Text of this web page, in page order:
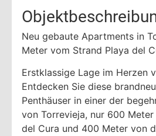
Neu gebaute Apartments in
Meter vom Strand Playa del
Erstklassige Lage im Herzen
Entdecken Sie diese
Penthäuser in einer der
von Torrevieja, nur 600
del Cura und 400 Meter von